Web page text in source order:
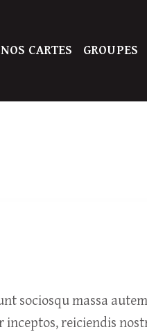
NOS CARTES GROUPES
sociosqu massa
reiciendis